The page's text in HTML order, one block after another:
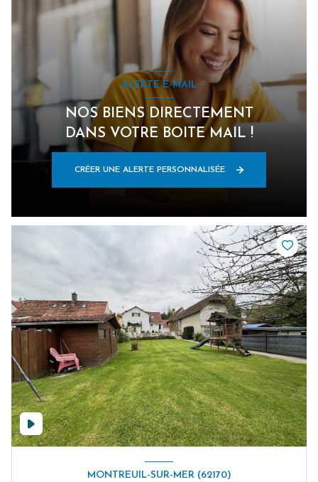
ALERTE E-MAIL
NOS BIENS DIRECTEMENT
DANS VOTRE BOITE MAIL !
CRÉER UNE ALERTE PERSONNALISÉE
MONTREUIL-SUR-MER (62170)